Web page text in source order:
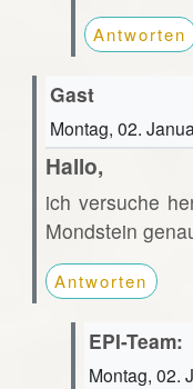
Antworten
Gast
Montag, 02.
Hallo,
ich versuche
Mondstein
Antworten
EPI-Team:
Montag, 02.